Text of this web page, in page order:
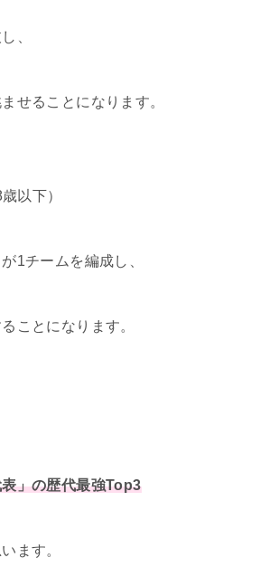
、
せることになります。
以下）
1チームを編成し、
ことになります。
」の歴代最強Top3
ます。